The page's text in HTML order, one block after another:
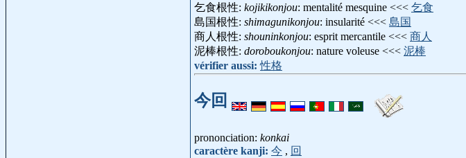
乞食根性: kojikikonjou: mentalité mesquine <<< 乞食
島国根性: shimagunikonjou: insularité <<< 島国
商人根性: shouninkonjou: esprit mercantile <<< 商人
泥棒根性: doroboukonjou: nature voleuse <<< 泥棒
vérifier aussi:性格
今回
prononciation: konkai
caractère kanji: 今 , 回